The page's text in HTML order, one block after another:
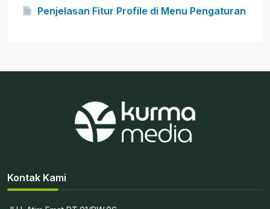
Penjelasan Fitur Profile di Menu Pengaturan
Kontak Kami